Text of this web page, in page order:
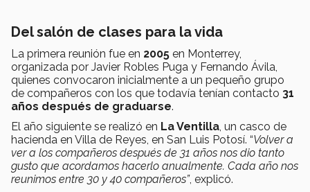
Del salón de clases para la vida
La primera reunión fue en 2005 en Monterrey,
organizada por Javier Robles Puga y Fernando Ávila,
quienes convocaron inicialmente a un pequeño grupo
de compañeros con los que todavía tenían contacto 31
años después de graduarse.
El año siguiente se realizó en La Ventilla, un casco de
hacienda en Villa de Reyes, en San Luis Potosí. “Volver a
ver a los compañeros después de 31 años nos dio tanto
gusto que acordamos hacerlo anualmente. Cada año nos
reunimos entre 30 y 40 compañeros”, explicó.